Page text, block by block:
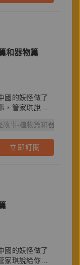
和器物篇
國的妖怪做了
管家琪說給
事-植物篇和器物篇
立即訂閱
國的妖怪做了
家琪說給你